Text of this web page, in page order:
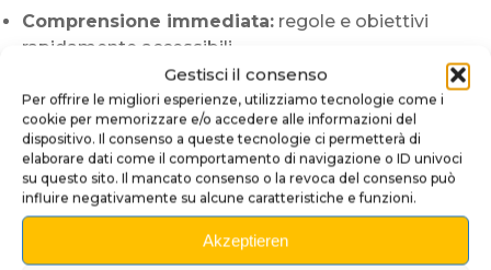
Gestisci il consenso
Per offrire le migliori esperienze, utilizziamo tecnologie come i
cookie per memorizzare e/o accedere alle informazioni del
dispositivo. Il consenso a queste tecnologie ci permetterà di
elaborare dati come il comportamento di navigazione o ID univoci
su questo sito. Il mancato consenso o la revoca del consenso può
influire negativamente su alcune caratteristiche e funzioni.
Akzeptieren
Comprensione immediata: regole e obiettivi
rapidamente accessibili.
Design immersivo:grafiche perfettamente
integrate nell’universo del flipper.
Finitura premium: stampa HD su carta fotografica
lucida.
Esperienza conviviale:ideale per amici, famiglia e
tornei.
Installazione immediata:nessun attrezzo o
smontaggio necessario.